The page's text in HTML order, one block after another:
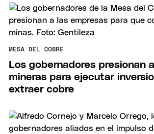
MESA DEL COBRE
Los gobernadores presionan
mineras para ejecutar
extraer cobre